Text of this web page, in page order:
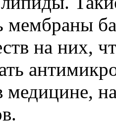
мембраны
на них,
медицине,